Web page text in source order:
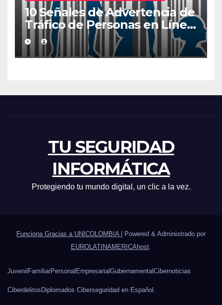
10 Señales de Advertencia de
Tráfico de Personas en Línea
que Deberías Conocer
TU SEGURIDAD
INFORMÁTICA
Protegiendo tu mundo digital, un clic a la vez.
Funciona Gracias a UNICOLOMBIA
Powered & Administrado por
EUROLATINAMERICAhost.
JuvenilFamiliarPersonalEmpresarialGubernamentalCibernoticias
Ciberdelitos Diplomados Ciberseguridad en Español.